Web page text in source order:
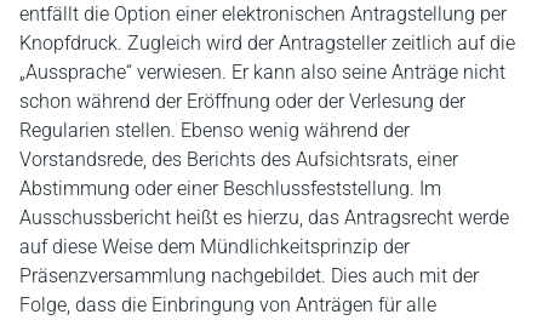
entfällt die Option einer elektronischen Antragstellung per
Knopfdruck. Zugleich wird der Antragsteller zeitlich auf die
„Aussprache“ verwiesen. Er kann also seine Anträge nicht
schon während der Eröffnung oder der Verlesung der
Regularien stellen. Ebenso wenig während der
Vorstandsrede, des Berichts des Aufsichtsrats, einer
Abstimmung oder einer Beschlussfeststellung. Im
Ausschussbericht heißt es hierzu, das Antragsrecht werde
auf diese Weise dem Mündlichkeitsprinzip der
Präsenzversammlung nachgebildet. Dies auch mit der
Folge, dass die Einbringung von Anträgen für alle